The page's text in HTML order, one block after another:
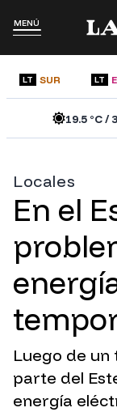
MENÚ
LT SUR LT
19.5°C /
Locales
En el
Luego de
parte del
energía